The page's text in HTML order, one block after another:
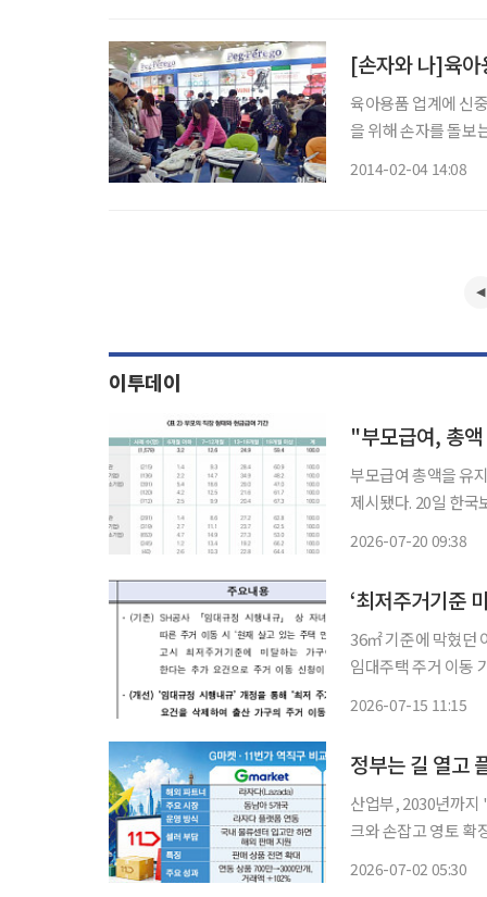
[손자와 나]육
육아용품 업계에 신중년 바람이 거세다. 2012
을 위해 손자를 돌보
2014-02-04 14:08
이투데이
"부모급여, 총
부모급여 총액을 유
제시됐다. 20일 한국보건사회연구원(보사연)에 따르면, 보사연이 발행하는 ‘이슈앤포커스’
2026-07-20 09:38
36㎡ 기준에 막혔던 이동 제한 해소 서울시가 저출산
임대주택 주거 이동
2026-07-15 11:15
산업부, 2030년까지
크와 손잡고 영토 확
2026-07-02 05:30